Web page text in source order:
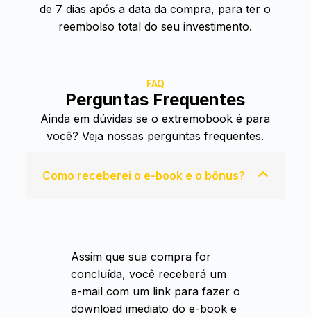
de 7 dias após a data da compra, para ter o
reembolso total do seu investimento.
FAQ
Perguntas Frequentes
Ainda em dúvidas se o extremobook é para
você? Veja nossas perguntas frequentes.
Como receberei o e-book e o bônus?
Assim que sua compra for
concluída, você receberá um
e-mail com um link para fazer o
download imediato do e-book e